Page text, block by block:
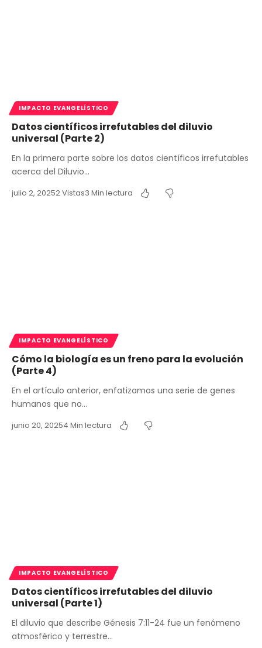
IMPACTO EVANGELÍSTICO
Datos científicos irrefutables del diluvio
universal (Parte 2)
En la primera parte sobre los datos científicos irrefutables
acerca del Diluvio…
julio 2, 20252 Vistas3 Min lectura
IMPACTO EVANGELÍSTICO
Cómo la biología es un freno para la evolución
(Parte 4)
En el artículo anterior, enfatizamos una serie de genes
humanos que no…
junio 20, 20254 Min lectura
IMPACTO EVANGELÍSTICO
Datos científicos irrefutables del diluvio
universal (Parte 1)
El diluvio que describe Génesis 7:11-24 fue un fenómeno
atmosférico y terrestre…